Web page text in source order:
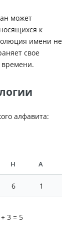
может
к
имени не
свое
времени.
алфавита:
Н А
6 1
3 = 5